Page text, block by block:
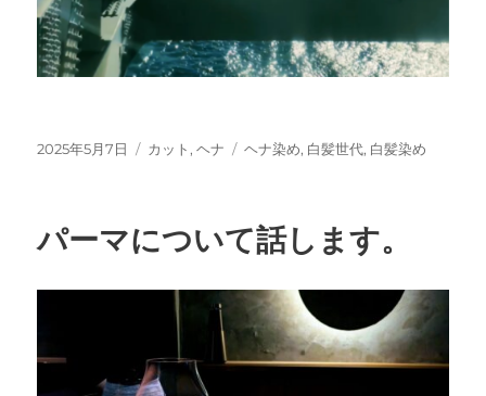
投
2025年5月7日
カ
ー
カット ,ヘナ
タ
ヘナ染め, 白髪世代, 白髪染め
パーマについて話します。